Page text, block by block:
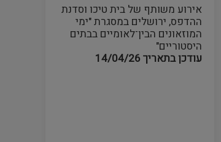
אירוע משותף של בית טיכו וסדנת
ההדפס, ירושלים במסגרת "ימי
המוזאונים הבין־לאומיים בבתים
היסטוריים"
עודכן בתאריך 14/04/26